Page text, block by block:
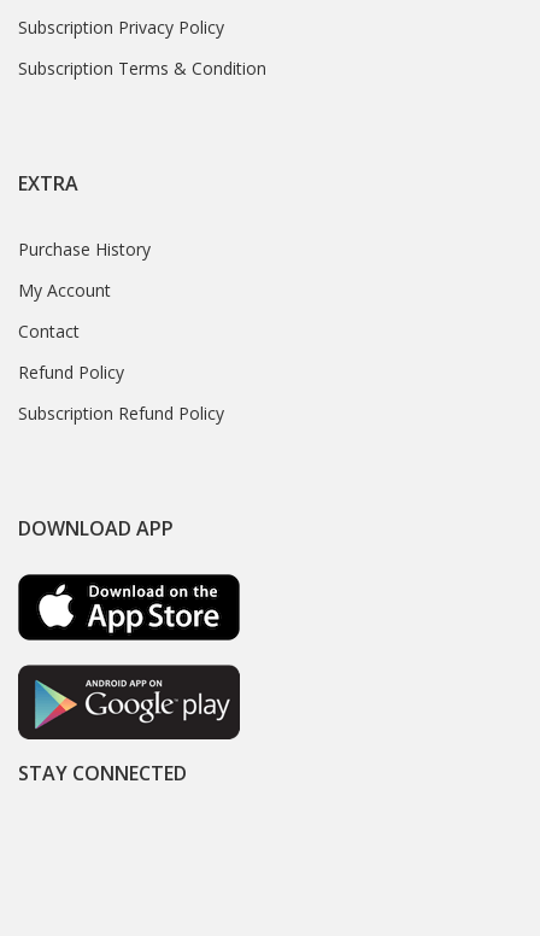
Subscription Privacy Policy
Subscription Terms & Condition
EXTRA
Purchase History
My Account
Contact
Refund Policy
Subscription Refund Policy
DOWNLOAD APP
STAY CONNECTED